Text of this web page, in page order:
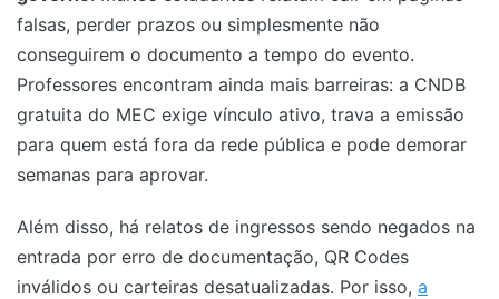
falsas, perder prazos ou simplesmente não
conseguirem o documento a tempo do evento.
Professores encontram ainda mais barreiras: a CNDB
gratuita do MEC exige vínculo ativo, trava a emissão
para quem está fora da rede pública e pode demorar
semanas para aprovar.
Além disso, há relatos de ingressos sendo negados na
entrada por erro de documentação, QR Codes
inválidos ou carteiras desatualizadas. Por isso, a